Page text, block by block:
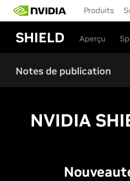
main
content
Produits
SHIELD Aperçu
Notes de publication
NVIDIA